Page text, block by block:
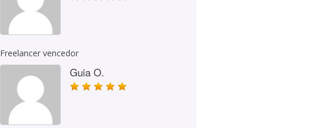
Freelancer vencedor
Guia O.